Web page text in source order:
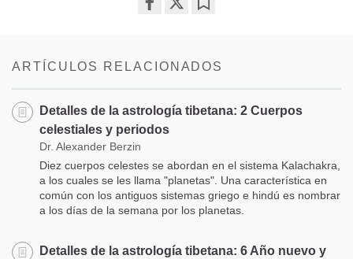
ARTÍCULOS RELACIONADOS
Detalles de la astrología tibetana: 2 Cuerpos
celestiales y periodos
Dr. Alexander Berzin
Diez cuerpos celestes se abordan en el sistema Kalachakra,
a los cuales se les llama "planetas". Una característica en
común con los antiguos sistemas griego e hindú es nombrar
a los días de la semana por los planetas.
Detalles de la astrología tibetana: 6 Año nuevo y